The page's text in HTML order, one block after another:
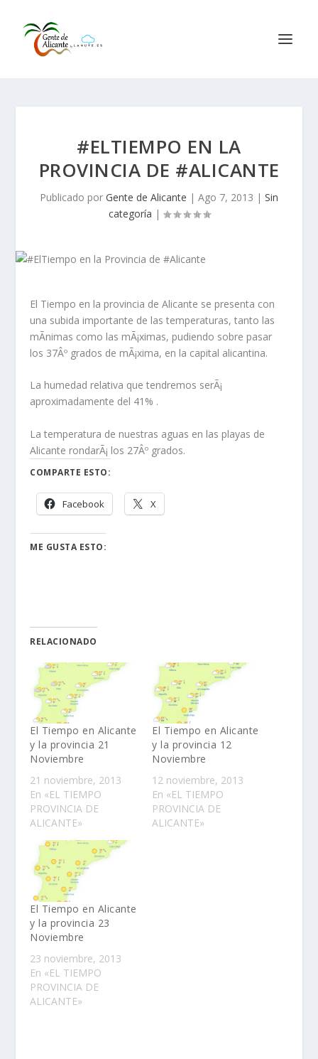
#ELTIEMPO EN LA
PROVINCIA DE #ALICANTE
Publicado por Gente de Alicante | Ago 7, 2013 | Sin
categoría |
El Tiempo en la provincia de Alicante se presenta con
una subida importante de las temperaturas, tanto las
mÃ­nimas como las mÃ¡ximas, pudiendo sobre pasar
los 37Âº grados de mÃ¡xima, en la capital alicantina.
La humedad relativa que tendremos serÃ¡
aproximadamente del 41% .
La temperatura de nuestras aguas en las playas de
Alicante rondarÃ¡ los 27Âº grados.
COMPARTE ESTO:
Facebook X
ME GUSTA ESTO:
RELACIONADO
El Tiempo en Alicante
y la provincia 21
Noviembre
21 noviembre, 2013
En «EL TIEMPO
PROVINCIA DE
ALICANTE»
El Tiempo en Alicante
y la provincia 12
Noviembre
12 noviembre, 2013
En «EL TIEMPO
PROVINCIA DE
ALICANTE»
El Tiempo en Alicante
y la provincia 23
Noviembre
23 noviembre, 2013
En «EL TIEMPO
PROVINCIA DE
ALICANTE»